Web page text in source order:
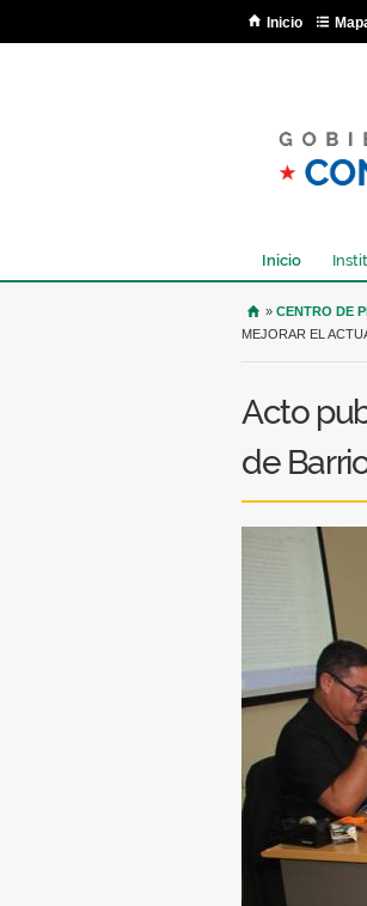
Inicio
Inicio
USTED SE
» CENTRO DE
MEJORAR EL
Acto
de